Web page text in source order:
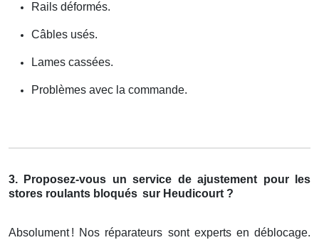
Rails déformés.
Câbles usés.
Lames cassées.
Problèmes avec la commande.
3. Proposez-vous un service de ajustement pour les
stores roulants bloqués sur Heudicourt ?
Absolument ! Nos réparateurs sont experts en déblocage.